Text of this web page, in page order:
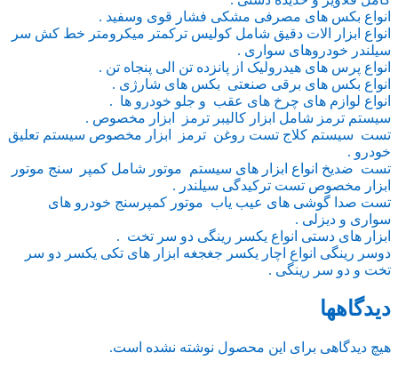
انواع بکس های مصرفی مشکی فشار قوی وسفید .
انواع ابزار الات دقیق شامل کولیس ترکمتر میکرومتر خط کش سر
سیلندر خودروهای سواری .
انواع پرس های هیدرولیک از پانزده تن الی پنجاه تن .
انواع بکس های برقی صنعتی بکس های شارژی .
انواع لوازم های چرخ های عقب و جلو خودرو ها .
سیستم ترمز شامل ابزار کالیبر ترمز ابزار مخصوص .
تست سیستم کلاج تست روغن ترمز ابزار مخصوص سیستم تعلیق
خودرو .
تست ضدیخ انواع ابزار های سیستم موتور شامل کمپر سنج موتور
ابزار مخصوص تست ترکیدگی سیلندر .
تست صدا گوشی های عیب یاب موتور کمپرسنج خودرو های
سواری و دیزلی .
ابزار های دستی انواع یکسر رینگی دو سر تخت .
دوسر رینگی انواع اچار یکسر جغجغه ابزار های تکی یکسر دو سر
تخت و دو سر رینگی .
دیدگاهها
هیچ دیدگاهی برای این محصول نوشته نشده است.